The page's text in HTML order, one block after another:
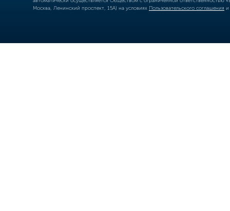
Москва, Ленинский проспект, 15А) на условиях Пользовательского соглашения и